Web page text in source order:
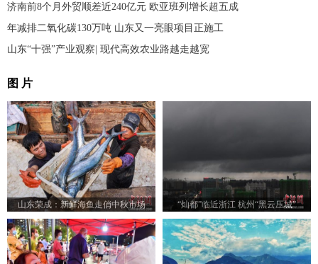
济南前8个月外贸顺差近240亿元 欧亚班列增长超五成
年减排二氧化碳130万吨 山东又一亮眼项目正施工
山东“十强”产业观察| 现代高效农业路越走越宽
图 片
山东荣成：新鲜海鱼走俏中秋市场 “灿都”临近浙江 杭州“黑云压城”